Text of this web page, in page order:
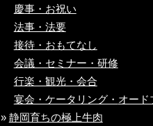
慶事・お祝い
法事・法要
接待・おもてなし
会議・セミナー・研修
行楽・観光・会合
宴会・ケータリング・ オード
» 静岡育ちの極上牛肉